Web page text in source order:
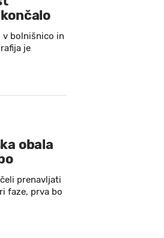
v bolnišnico in
je
obala
prenavljati
faze, prva bo